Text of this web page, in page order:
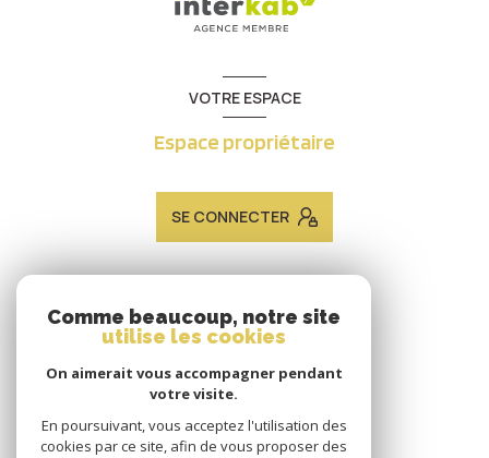
VOTRE ESPACE
Espace propriétaire
SE CONNECTER
ADHÉRENTS
Nous adhérons
Comme beaucoup, notre site
utilise les cookies
On aimerait vous accompagner pendant
votre visite.
En poursuivant, vous acceptez l'utilisation des
cookies par ce site, afin de vous proposer des